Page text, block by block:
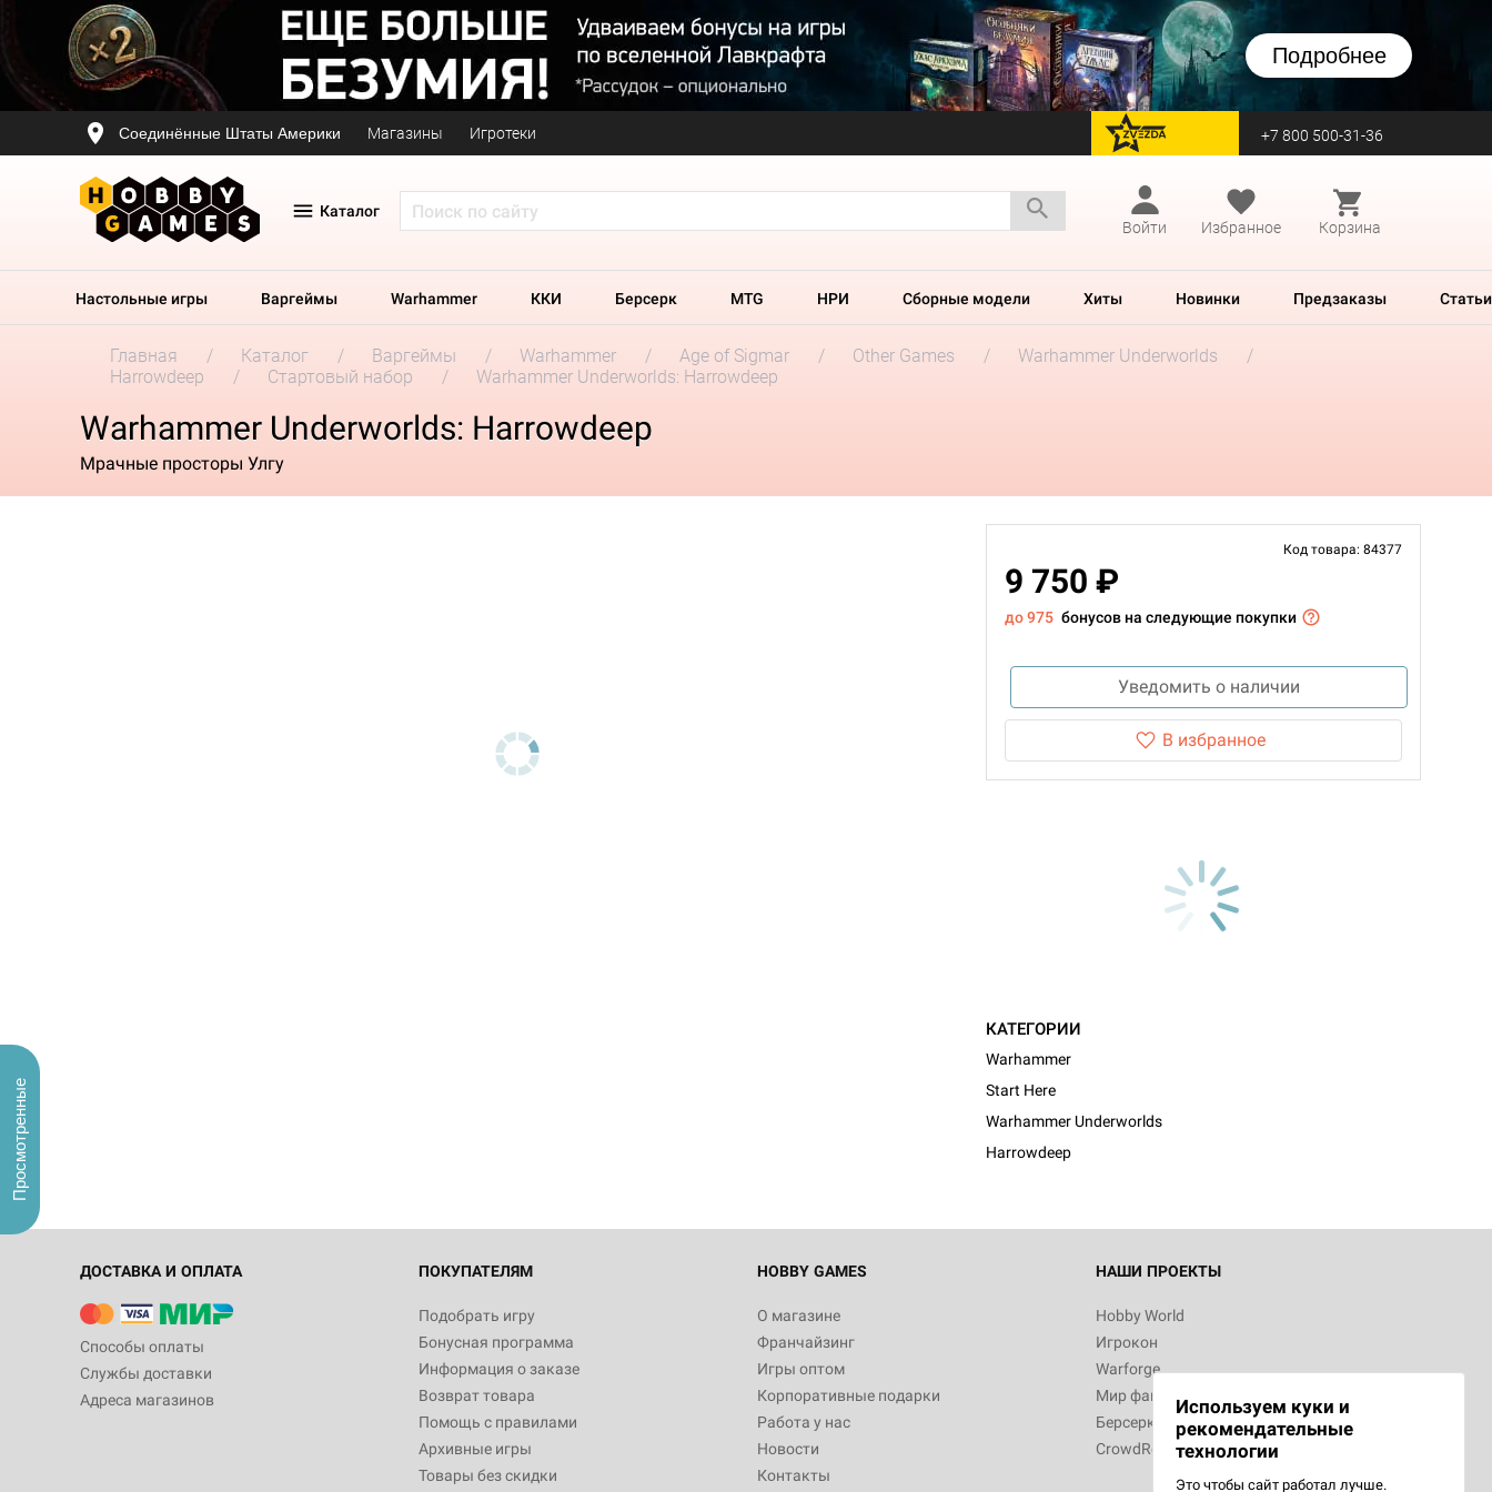
Подробнее
Соединённые Штаты Америки Магазины Игротеки перейти на Zvezda +7 800 500-31-36
Каталог
Войти
Избранное Корзина
Настольные игры Варгеймы Warhammer ККИ Берсерк MTG НРИ Сборные модели Хиты Новинки Предзаказы Статьи
Главная Каталог Варгеймы Warhammer Age of Sigmar Other Games
Warhammer Underworlds
Harrowdeep
Стартовый набор Warhammer Underworlds: Harrowdeep
Warhammer Underworlds: Harrowdeep
Мрачные просторы Улгу
Код товара: 84377
9 750 ₽
до 975 бонусов на следующие покупки
Уведомить о наличии
В избранное
КАТЕГОРИИ
Warhammer
Start Here
Warhammer Underworlds
Harrowdeep
ДОСТАВКА И ОПЛАТА
Способы оплаты
Службы доставки
Адреса магазинов
ПОКУПАТЕЛЯМ
Подобрать игру
Бонусная программа
Информация о заказе
Возврат товара
Помощь с правилами
Архивные игры
Товары без скидки
HOBBY GAMES
О магазине
Франчайзинг
Игры оптом
Корпоративные подарки
Работа у нас
Новости
Контакты
НАШИ ПРОЕКТЫ
Hobby World
Игрокон
Warforge
Мир фантастики
Берсерк
CrowdRepublic
Используем куки и
рекомендательные
технологии
Это чтобы сайт работал лучше.
Просмотренные
Настольная игра Hobby World Монстры
Белая смерть
12 990
Настольная игра Hobby World Берсерк.
3 490